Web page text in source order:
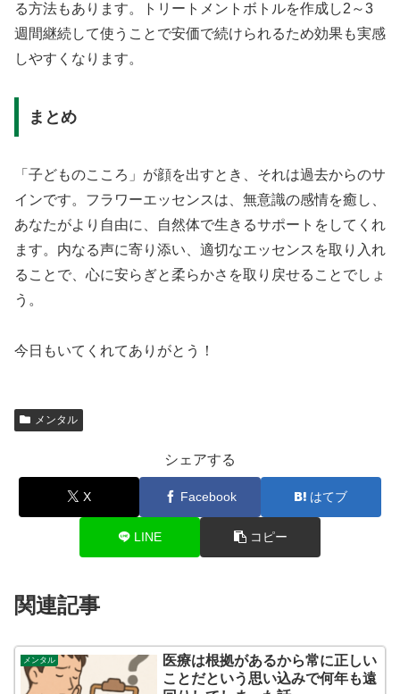
る方法もあります。トリートメントボトルを作成し2～3
週間継続して使うことで安価で続けられるため効果も実感
しやすくなります。
まとめ
「子どものこころ」が顔を出すとき、それは過去からのサ
インです。フラワーエッセンスは、無意識の感情を癒し、
あなたがより自由に、自然体で生きるサポートをしてくれ
ます。内なる声に寄り添い、適切なエッセンスを取り入れ
ることで、心に安らぎと柔らかさを取り戻せることでしょ
う。
今日もいてくれてありがとう！
メンタル
シェアする
X Facebook はてブ
LINE コピー
関連記事
メンタル
医療は根拠があるから常に正しい
ことだという思い込みで何年も遠